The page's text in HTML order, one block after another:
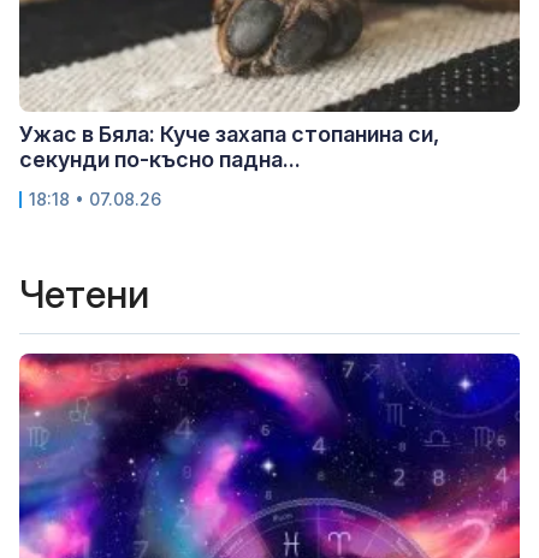
Ужас в Бяла: Куче захапа стопанина си,
секунди по-късно падна...
18:18 • 07.08.26
Четени